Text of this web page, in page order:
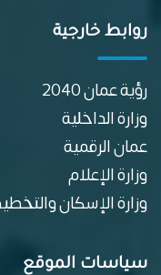
روابط خارجية
رؤية عمان 2040
وزارة الداخلية
عمان الرقمية
وزارة الإعلام
وزارة الإسكان
سياسات الموقع